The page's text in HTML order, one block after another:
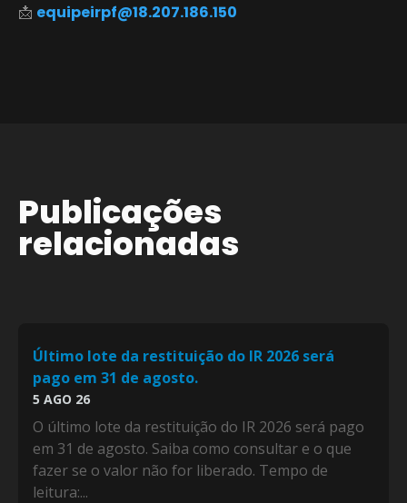
📩 equipeirpf@18.207.186.150
Publicações
relacionadas
Último lote da restituição do IR 2026 será
pago em 31 de agosto.
5 AGO 26
O último lote da restituição do IR 2026 será pago
em 31 de agosto. Saiba como consultar e o que
fazer se o valor não for liberado. Tempo de
leitura:...